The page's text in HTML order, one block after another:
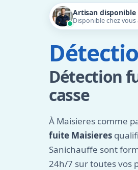
Artisan disponible
Disponible chez vous
Détection
casse
À Maisieres comme
fuite Maisieres
Sanichauffe sont
24h/7 sur toutes vos